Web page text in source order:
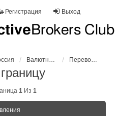
Выход
Регистрация
Валютный контроль Перевод денег за границу
1 Из 1